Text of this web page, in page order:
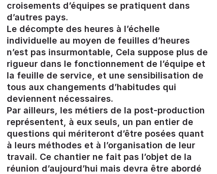
croisements d’équipes se pratiquent dans
d’autres pays.
Le décompte des heures à l’échelle
individuelle au moyen de feuilles d’heures
n’est pas insurmontable, Cela suppose plus de
rigueur dans le fonctionnement de l’équipe et
la feuille de service, et une sensibilisation de
tous aux changements d’habitudes qui
deviennent nécessaires.
Par ailleurs, les métiers de la post-production
représentent, à eux seuls, un pan entier de
questions qui mériteront d’être posées quant
à leurs méthodes et à l’organisation de leur
travail. Ce chantier ne fait pas l’objet de la
réunion d’aujourd’hui mais devra être abordé